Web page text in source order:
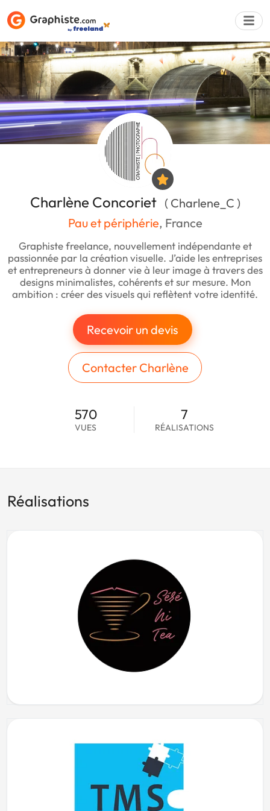
Déposer une
Charlène Concoriet ( Charlene_C )
Pau et périphérie, France
Graphiste freelance, nouvellement indépendante et
passionnée par la création visuelle. J’aide les entreprises
et entrepreneurs à donner vie à leur image à travers des
designs minimalistes, cohérents et sur mesure. Mon
ambition : créer des visuels qui reflètent votre identité.
Recevoir un devis
Contacter Charlène
570
VUES
7
RÉALISATIONS
Réalisations